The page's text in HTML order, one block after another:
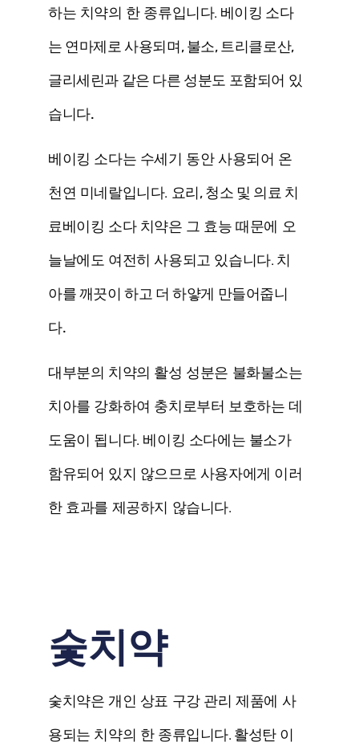
하는 치약의 한 종류입니다. 베이킹 소다
는 연마제로 사용되며, 불소, 트리클로산,
글리세린과 같은 다른 성분도 포함되어 있
습니다.
베이킹 소다는 수세기 동안 사용되어 온
천연 미네랄입니다. 요리, 청소 및 의료 치
료베이킹 소다 치약은 그 효능 때문에 오
늘날에도 여전히 사용되고 있습니다. 치
아를 깨끗이 하고 더 하얗게 만들어줍니
다.
대부분의 치약의 활성 성분은 불화불소는
치아를 강화하여 충치로부터 보호하는 데
도움이 됩니다. 베이킹 소다에는 불소가
함유되어 있지 않으므로 사용자에게 이러
한 효과를 제공하지 않습니다.
숯치약
숯치약은 개인 상표 구강 관리 제품에 사
용되는 치약의 한 종류입니다. 활성탄 이